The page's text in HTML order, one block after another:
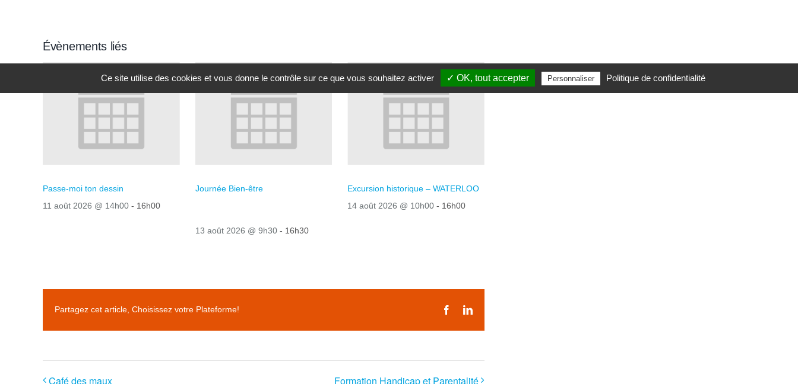
Évènements liés
Passe-moi ton dessin
11 août 2026 @ 14h00 - 16h00
Journée Bien-être
13 août 2026 @ 9h30 - 16h30
Excursion historique – WATERLOO
14 août 2026 @ 10h00 - 16h00
Partagez cet article, Choisissez votre Plateforme! FacebookLinkedIn
Café des maux Formation Handicap et Parentalité
Ce site utilise des cookies et vous donne le contrôle sur ce que vous souhaitez activer ✓ OK, tout accepter Personnaliser Politique de confidentialité